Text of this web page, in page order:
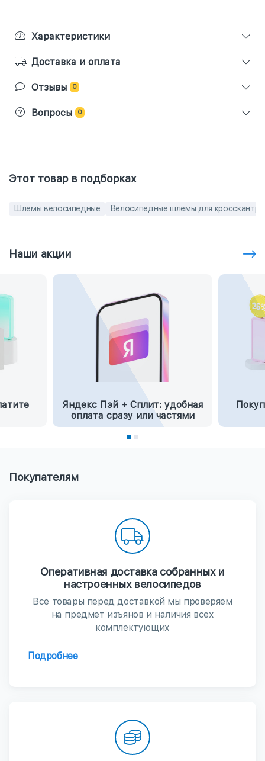
Характеристики
Доставка и оплата
Отзывы 0
Вопросы 0
Этот товар в подборках
Шлемы велосипедные Велосипедные шлемы для кросскантри
Наши акции
Яндекс Пэй + Сплит: удобная
оплата сразу или частями
Покупателям
Оперативная доставка собранных и
настроенных велосипедов
Все товары перед доставкой мы проверяем
на предмет изъянов и наличия всех
комплектующих
Подробнее